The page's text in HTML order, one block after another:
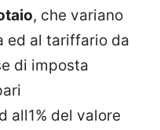
, che variano
ed al tariffario da
di imposta
all1% del valore